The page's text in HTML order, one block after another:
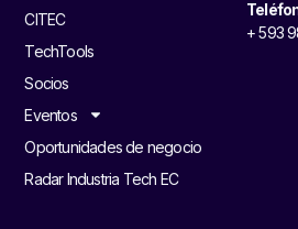
CITEC
TechTools
Socios
Eventos
Oportunidades de negocio
Radar Industria Tech EC
+ 593